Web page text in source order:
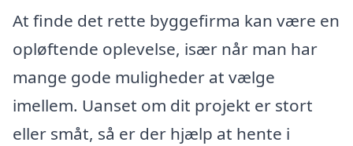
At finde det rette byggefirma kan være en
opløftende oplevelse, især når man har
mange gode muligheder at vælge
imellem. Uanset om dit projekt er stort
eller småt, så er der hjælp at hente i